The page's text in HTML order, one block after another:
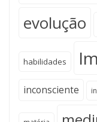
evolução
habilidades
inconsciente